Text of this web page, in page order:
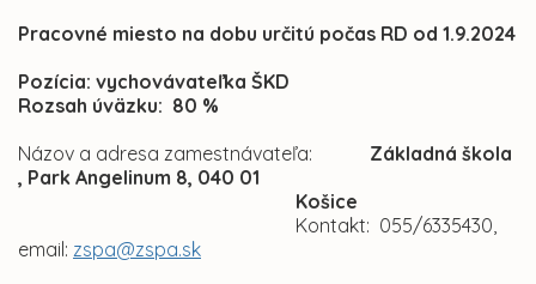
Pracovné miesto na dobu určitú počas RD od 1.9.2024
Pozícia: vychovávateľka ŠKD
Rozsah úväzku: 80 %
Názov a adresa zamestnávateľa: Základná škola
, Park Angelinum 8, 040 01
Košice
Kontakt: 055/6335430,
email: zspa@zspa.sk